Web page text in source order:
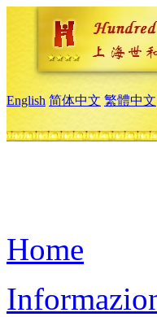
English 简体中文 繁體中文
Home